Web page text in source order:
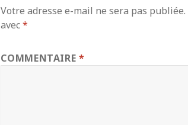
Votre adresse e-mail ne sera pas publiée.
avec*
COMMENTAIRE*